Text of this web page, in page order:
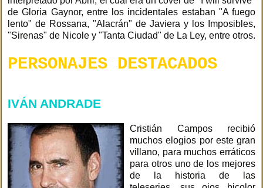
de Gloria Gaynor, entre los incidentales estaban "A fuego
lento" de Rossana, "Alacrán" de Javiera y los Imposibles,
"Sirenas" de Nicole y "Tanta Ciudad" de La Ley, entre otros.
PERSONAJES DESTACADOS
IVÁN ANDRADE
Cristián Campos recibió
muchos elogios por este gran
villano, para muchos erráticos
para otros uno de los mejores
de la historia de las